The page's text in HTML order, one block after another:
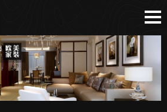
网站首页
bitpie安卓下载
比特派安卓下载
bitpie下载钱包